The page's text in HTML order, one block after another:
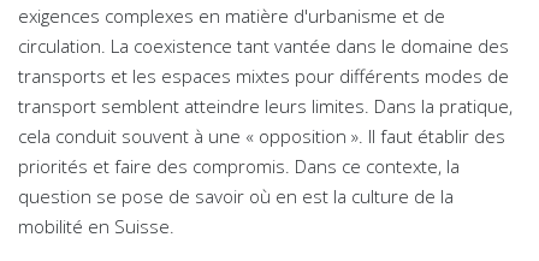
exigences complexes en matière d'urbanisme et de
circulation. La coexistence tant vantée dans le domaine des
transports et les espaces mixtes pour différents modes de
transport semblent atteindre leurs limites. Dans la pratique,
cela conduit souvent à une « opposition ». Il faut établir des
priorités et faire des compromis. Dans ce contexte, la
question se pose de savoir où en est la culture de la
mobilité en Suisse.